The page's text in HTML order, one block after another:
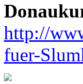
http://
fuer-